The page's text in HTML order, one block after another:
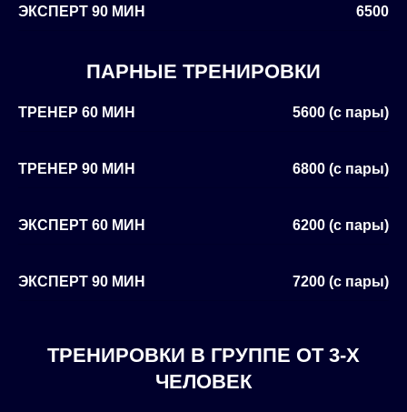
ЭКСПЕРТ 90 МИН 6500
ПАРНЫЕ ТРЕНИРОВКИ
ТРЕНЕР 60 МИН 5600 (с пары)
ТРЕНЕР 90 МИН 6800 (с пары)
ЭКСПЕРТ 60 МИН 6200 (с пары)
ЭКСПЕРТ 90 МИН 7200 (с пары)
ТРЕНИРОВКИ В ГРУППЕ ОТ 3-Х
ЧЕЛОВЕК